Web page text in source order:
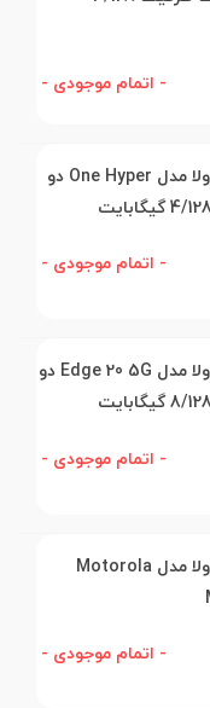
- اتمام موجودی -
گوشی موبایل موتورولا مدل One Hyper دو
- اتمام موجودی -
گوشی موبایل موتورولا مدل Edge 20 5G دو
- اتمام موجودی -
گوشی موبایل موتورولا مدل Motorola
- اتمام موجودی -